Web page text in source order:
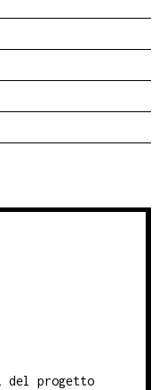
del progetto